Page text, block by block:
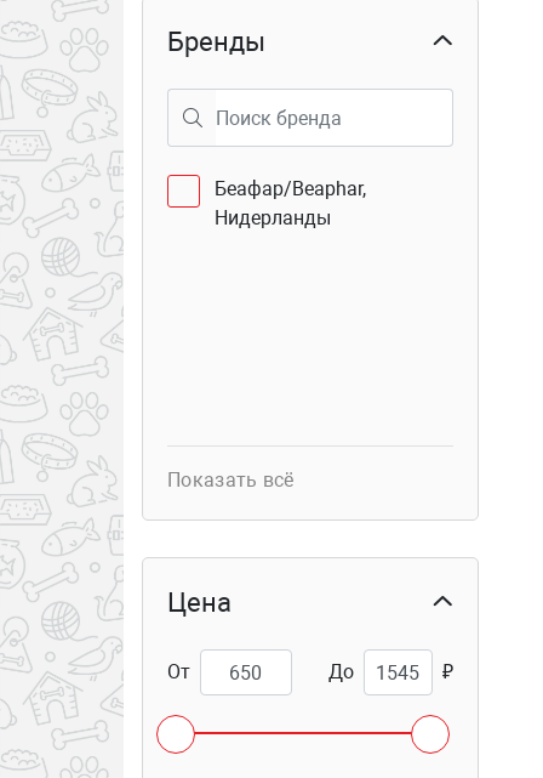
Столетия Владивостока,
40
Семёновская 25
Бренды
Беафар/Beaphar,
Нидерланды
Показать всё
Цена
От До ₽